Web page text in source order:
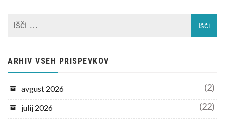
ARHIV VSEH PRISPEVKOV
avgust 2026 (2)
julij 2026 (22)